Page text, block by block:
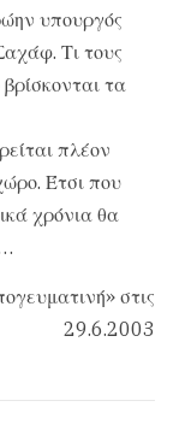
υπουργός
Τι τους
τα
πλέον
Έτσι που
χρόνια θα
στις
29.6.2003